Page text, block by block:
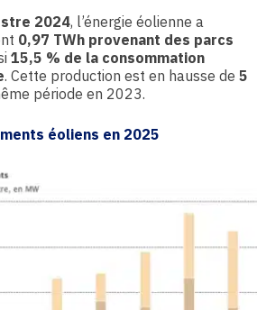
2024, l’énergie éolienne a
0,97 TWh provenant des parcs
15,5 % de la consommation
. Cette production est en hausse de 5
période en 2023.
éoliens en 2025